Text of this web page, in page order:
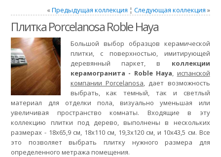
«Предыдущая коллекция ¦ Следующая коллекция »
Плитка Porcelanosa Roble Haya
Большой выбор образцов керамической
плитки, с поверхностью, имитирующей
деревянный паркет, в коллекции
керамогранита - Roble Haya, испанской
компании Porcelanosa, дает возможность
выбрать, как темный, так и светлый
материал для отделки пола, визуально уменьшая или
увеличивая пространство комнаты. Входящие в эту
коллекцию плитки под дерево, выполнены в нескольких
размерах - 18х65,9 см, 18х110 см, 19,3х120 см, и 10х43,5 см. Все
это позволяет выбрать плитку нужного размера для
определенного метража помещения.